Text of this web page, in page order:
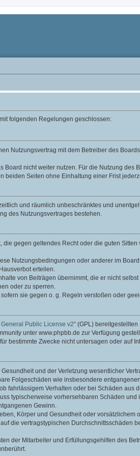
folgenden Regelungen geschlossen:
Nutzungsvertrag mit dem Betreiber des
nicht weiter nutzen. Für die Nutzung
beiden Seiten ohne Einhaltung einer Frist
und räumlich unbeschränktes und
des Nutzungsvertrages bestehen.
gegen geltendes Recht oder die guten
Nutzungsbedingungen oder anderer im
erteilen.
von Beiträgen übernimmt, die er nicht
oder zu sperren.
sie gegen o. g. Regeln verstoßen oder
Public License v2“ (GPL)
unter www.phpbb.de zur Verfügung
bestimmte Zwecke nicht untersagen oder auf
und der Verletzung wesentlicher
Folgeschäden wie insbesondere
fahrlässigem Verhalten oder bei Schäden aus
typischerweise vorhersehbaren Schäden
Gewinn.
Körper und Gesundheit oder
die vertragstypischen Durchschnittsschäden
der Mitarbeiter und Erfüllungsgehilfen des